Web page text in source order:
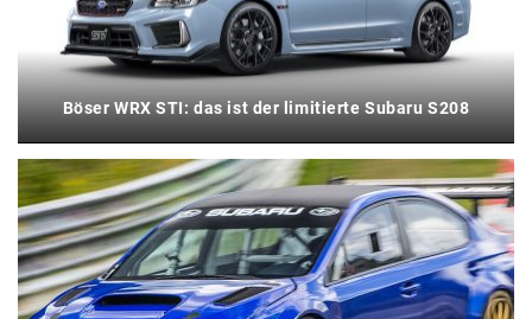
Böser WRX STI: das ist der limitierte Subaru S208